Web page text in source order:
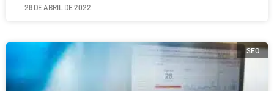
28 DE ABRIL DE 2022
SEO